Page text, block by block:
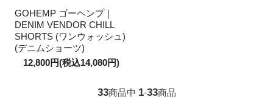
GOHEMP ゴーヘンプ｜
DENIM VENDOR CHILL
SHORTS (ワンウォッシュ)
(デニムショーツ)
12,800円(税込14,080円)
33商品中 1-33商品